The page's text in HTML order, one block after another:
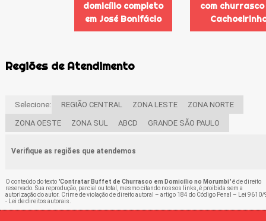
domicílio completo
em José Bonifácio
com
Regiões de Atendimento
Selecione: REGIÃO CENTRAL ZONA LESTE ZONA NORTE
ZONA OESTE ZONA SUL ABCD GRANDE SÃO PAULO
Verifique as regiões que atendemos
O conteúdo do texto "Contratar Buffet de Churrasco em Domicílio no Morumbi" é de direito
reservado. Sua reprodução, parcial ou total, mesmo citando nossos links, é proibida sem a
autorização do autor. Crime de violação de direito autoral – artigo 184 do Código Penal –
Lei 9610/
- Lei de direitos autorais